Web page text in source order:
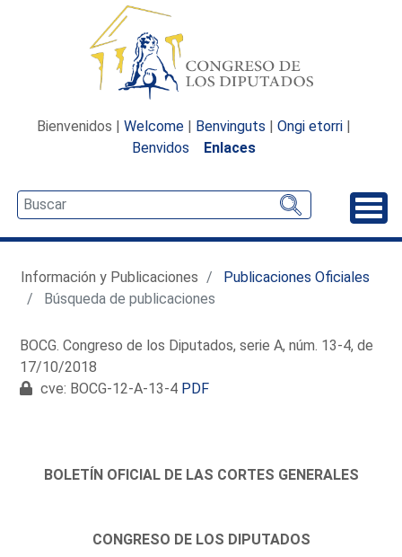
Bienvenidos | Welcome | Benvinguts | Ongi etorri |
Benvidos
Enlaces
Información y Publicaciones
Publicaciones Oficiales
Búsqueda de publicaciones
BOCG. Congreso de los Diputados, serie A, núm. 13-4, de
17/10/2018
cve: BOCG-12-A-13-4 PDF
BOLETÍN OFICIAL DE LAS CORTES GENERALES
CONGRESO DE LOS DIPUTADOS